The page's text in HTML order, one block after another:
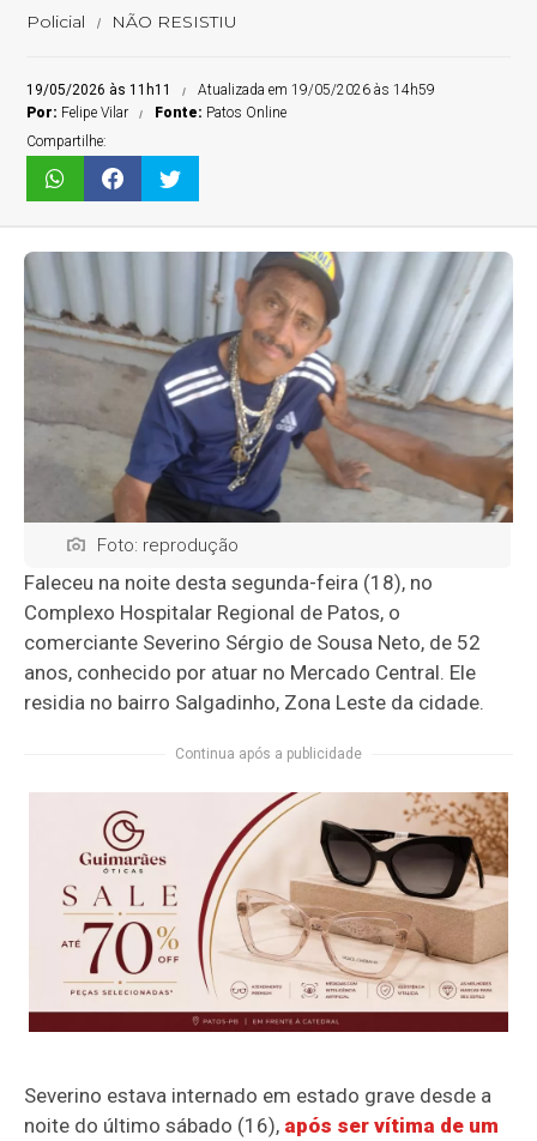
Policial NÃO RESISTIU
19/05/2026 às 11h11
Atualizada em 19/05/2026 às 14h59
Por: Felipe Vilar Fonte: Patos Online
Compartilhe:
Foto: reprodução
Faleceu na noite desta segunda-feira (18), no
Complexo Hospitalar Regional de Patos, o
comerciante Severino Sérgio de Sousa Neto, de 52
anos, conhecido por atuar no Mercado Central. Ele
residia no bairro Salgadinho, Zona Leste da cidade.
Continua após a publicidade
Severino estava internado em estado grave desde a
noite do último sábado (16), após ser vítima de um